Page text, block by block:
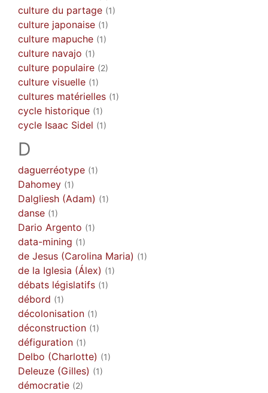
culture du partage (1)
culture japonaise (1)
culture mapuche (1)
culture navajo (1)
culture populaire (2)
culture visuelle (1)
cultures matérielles (1)
cycle historique (1)
cycle Isaac Sidel (1)
D
daguerréotype (1)
Dahomey (1)
Dalgliesh (Adam) (1)
danse (1)
Dario Argento (1)
data-mining (1)
de Jesus (Carolina Maria) (1)
de la Iglesia (Álex) (1)
débats législatifs (1)
débord (1)
décolonisation (1)
déconstruction (1)
défiguration (1)
Delbo (Charlotte) (1)
Deleuze (Gilles) (1)
démocratie (2)